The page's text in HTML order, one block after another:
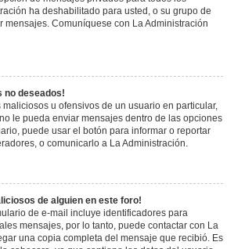
ha deshabilitado para usted, o su grupo de
mensajes. Comuníquese con La Administración
no deseados!
u ofensivos de un usuario en particular,
le pueda enviar mensajes dentro de las opciones
puede usar el botón para informar o reportar
o comunicarlo a La Administración.
de alguien en este foro!
de e-mail incluye identificadores para
mensajes, por lo tanto, puede contactar con La
una copia completa del mensaje que recibió. Es